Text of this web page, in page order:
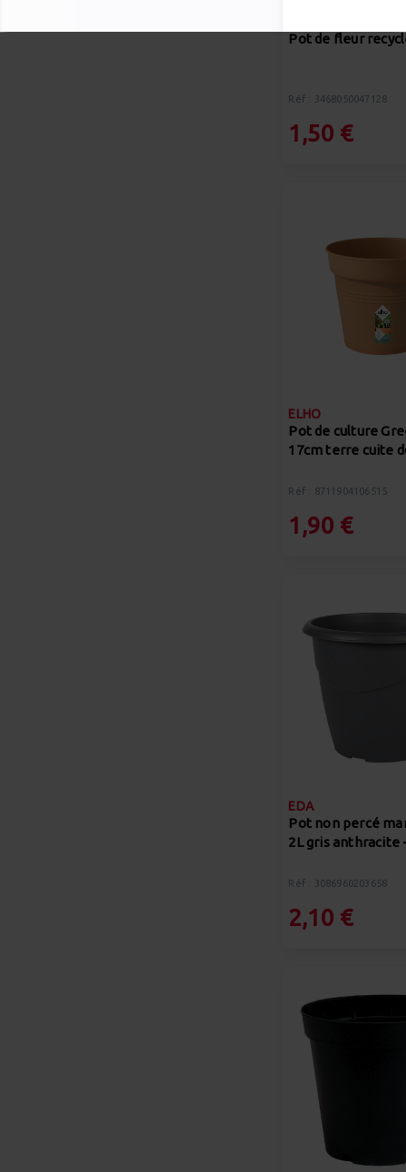
Pot de fleur
Réf : 3468050047128
1,50 €
ELHO
Pot de culture
17cm terre cuite
Réf : 8711904106515
1,90 €
EDA
Pot non percé
2L gris anthracite
Réf : 3086960203658
2,10 €